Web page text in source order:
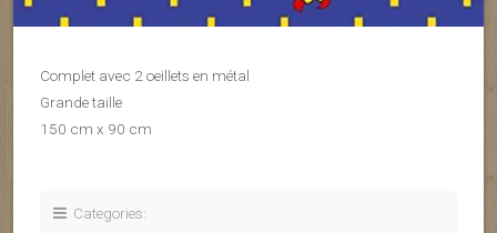
Complet avec 2 oeillets en métal
Grande taille
150 cm x 90 cm
Categories: